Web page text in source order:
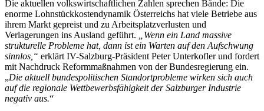
Die aktuellen volkswirtschaftlichen Zahlen sprechen Bände: Die
enorme Lohnstückkostendynamik Österreichs hat viele Betriebe aus
ihrem Markt gepreist und zu Arbeitsplatzverlusten und
Verlagerungen ins Ausland geführt.
„Wenn ein Land massive
strukturelle Probleme hat, dann ist ein Warten auf den Aufschwung
sinnlos,“ erklärt IV-Salzburg-Präsident Peter Unterkofler und fordert
mit Nachdruck Reformmaßnahmen von der Bundesregierung ein.
„Die aktuell bundespolitischen Standortprobleme wirken sich auch
auf die regionale Wettbewerbsfähigkeit der Salzburger Industrie
negativ aus.“